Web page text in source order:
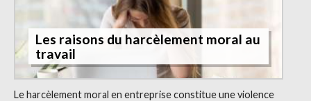
Les raisons du harcèlement moral au
travail
Le harcèlement moral en entreprise constitue une violence